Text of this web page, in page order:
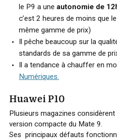
le P9 a une autonomie de
c’est 2 heures de moins que
même gamme de prix)
Il pêche beaucoup sur la
standards de sa gamme de
Il a tendance à chauffer en
Numériques.
Huawei P10
Plusieurs magazines
version compacte du Mate 9.
Ses principaux défauts